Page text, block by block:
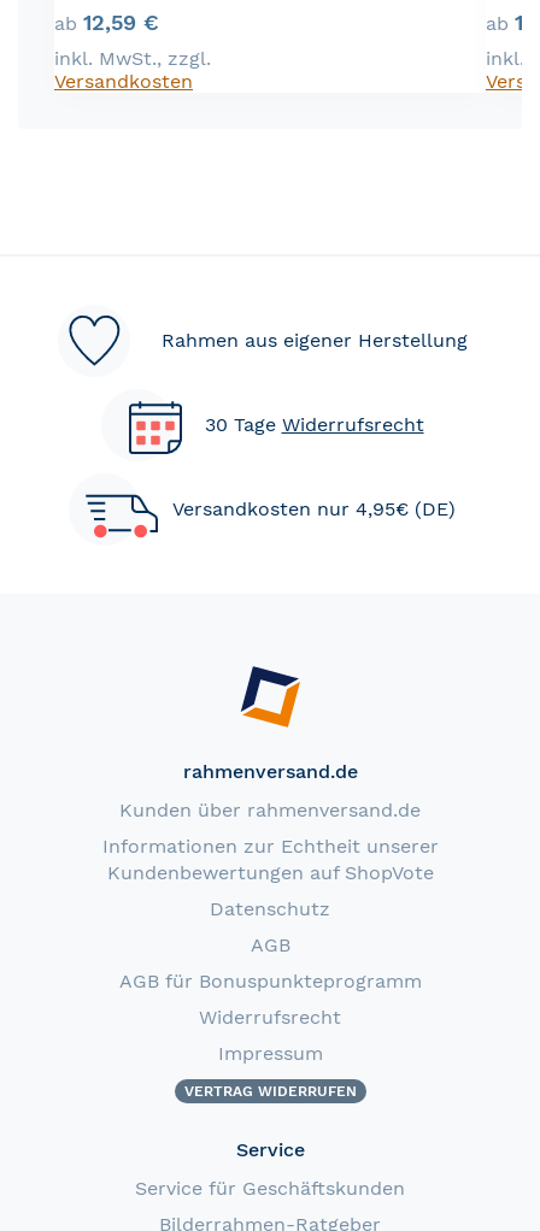
ab 12,59 €
inkl. MwSt., zzgl.
Versandkosten
ab
inkl.
Rahmen aus eigener Herstellung
30 Tage Widerrufsrecht
Versandkosten nur 4,95€ (DE)
rahmenversand.de
Kunden über rahmenversand.de
Informationen zur Echtheit unserer
Kundenbewertungen auf ShopVote
Datenschutz
AGB
AGB für Bonuspunkteprogramm
Widerrufsrecht
Impressum
VERTRAG WIDERRUFEN
Service
Service für Geschäftskunden
Bilderrahmen-Ratgeber